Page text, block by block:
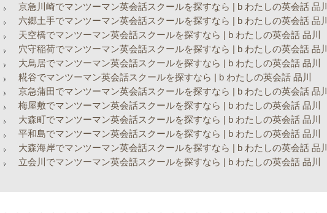
京急川崎でマンツーマン英会話スクールを探すなら | b わたしの英会話 品川
六郷土手でマンツーマン英会話スクールを探すなら | b わたしの英会話 品川
天空橋でマンツーマン英会話スクールを探すなら | b わたしの英会話 品川
穴守稲荷でマンツーマン英会話スクールを探すなら | b わたしの英会話 品川
大鳥居でマンツーマン英会話スクールを探すなら | b わたしの英会話 品川
糀谷でマンツーマン英会話スクールを探すなら | b わたしの英会話 品川
京急蒲田でマンツーマン英会話スクールを探すなら | b わたしの英会話 品川
梅屋敷でマンツーマン英会話スクールを探すなら | b わたしの英会話 品川
大森町でマンツーマン英会話スクールを探すなら | b わたしの英会話 品川
平和島でマンツーマン英会話スクールを探すなら | b わたしの英会話 品川
大森海岸でマンツーマン英会話スクールを探すなら | b わたしの英会話 品川
立会川でマンツーマン英会話スクールを探すなら | b わたしの英会話 品川